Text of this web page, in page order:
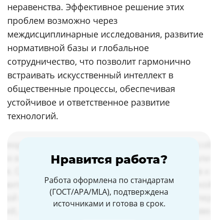
неравенства. Эффективное решение этих
проблем возможно через
междисциплинарные исследования, развитие
нормативной базы и глобальное
сотрудничество, что позволит гармонично
встраивать искусственный интеллект в
общественные процессы, обеспечивая
устойчивое и ответственное развитие
технологий.
Нравится работа?
Работа оформлена по стандартам
(ГОСТ/APA/MLA), подтверждена
источниками и готова в срок.